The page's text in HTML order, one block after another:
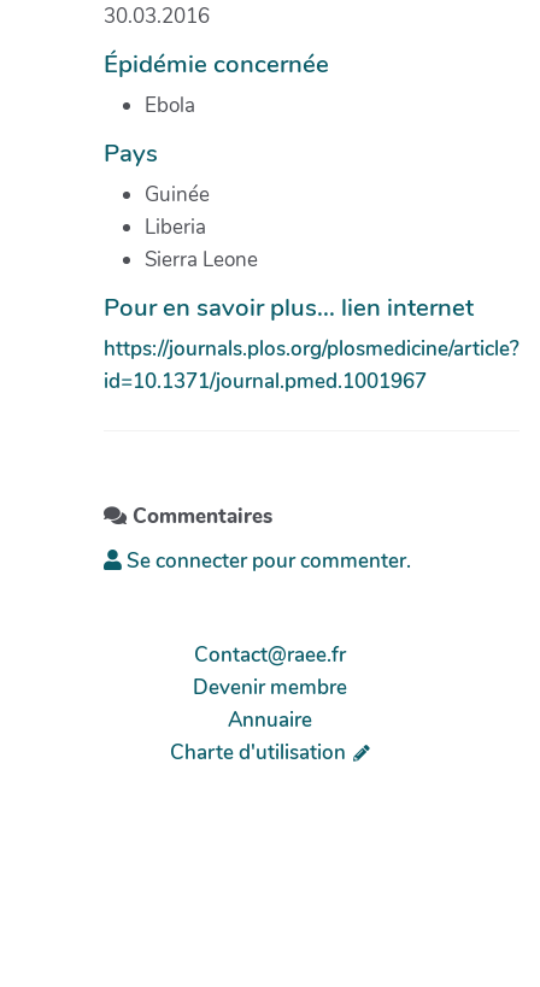
30.03.2016
Épidémie concernée
Ebola
Pays
Guinée
Liberia
Sierra Leone
Pour en savoir plus... lien internet
https://journals.plos.org/plosmedicine/article?
id=10.1371/journal.pmed.1001967
Commentaires
Se connecter pour commenter.
Contact@raee.fr
Devenir membre
Annuaire
Charte d'utilisation